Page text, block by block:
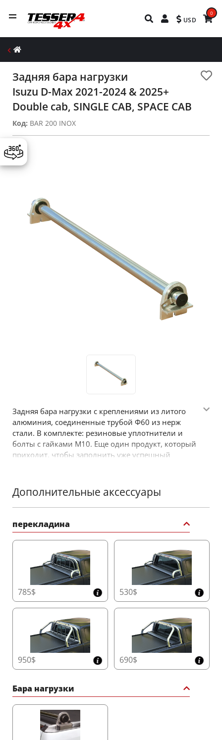
USD
0
Задняя бара нагрузки
Isuzu D-Max 2021-2024 & 2025+
Double cab, SINGLE CAB, SPACE CAB
Код: BAR 200 INOX
Задняя бара нагрузки с креплениями из литого
алюминия, соединенные трубой Ф60 из нерж
стали. В комплекте: резиновые уплотнители и
болты с гайками М10. Еще один продукт, который
приходит, чтобы заполнить уже успешный
Дополнительные аксессуары
перекладина
785$ 530$
950$ 690$
Бара нагрузки